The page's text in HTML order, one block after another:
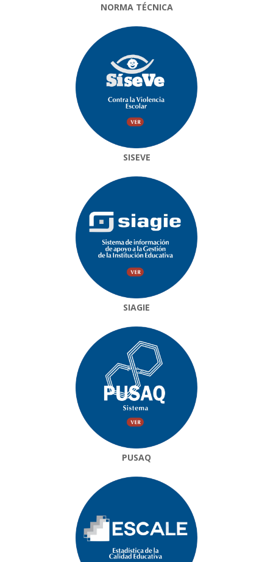
NORMA TÉCNICA
SISEVE
SIAGIE
PUSAQ